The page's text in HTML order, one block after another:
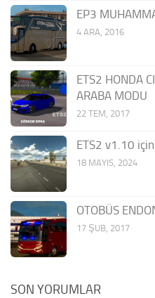
EP3
4 ARA, 2016
ETS2 HONDA
ARABA MODU
22 TEM, 2017
ETS2 v1.10
18 MAYIS, 2024
OTOBÜS
17 ŞUB, 2017
SON YORUMLAR